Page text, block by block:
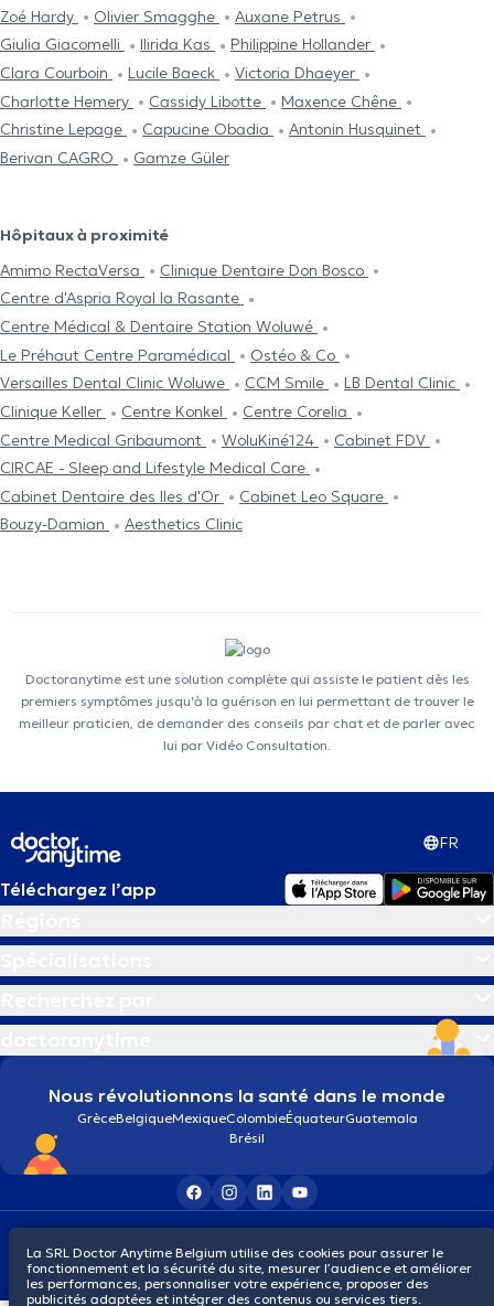
Zoé Hardy
Olivier Smagghe
Auxane Petrus
Giulia Giacomelli
Ilirida Kas
Philippine Hollander
Clara Courboin
Lucile Baeck
Victoria Dhaeyer
Charlotte Hemery
Cassidy Libotte
Maxence Chêne
Christine Lepage
Capucine Obadia
Antonin Husquinet
Berivan CAGRO
Gamze Güler
Hôpitaux à proximité
Amimo RectaVersa
Clinique Dentaire Don Bosco
Centre d'Aspria Royal la Rasante
Centre Médical & Dentaire Station Woluwé
Le Préhaut Centre Paramédical
Ostéo & Co
Versailles Dental Clinic Woluwe
CCM Smile
LB Dental Clinic
Clinique Keller
Centre Konkel
Centre Corelia
Centre Medical Gribaumont
WoluKiné124
Cabinet FDV
CIRCAE - Sleep and Lifestyle Medical Care
Cabinet Dentaire des Iles d'Or
Cabinet Leo Square
Bouzy-Damian
Aesthetics Clinic
Doctoranytime est une solution complète qui assiste le patient dès les
premiers symptômes jusqu'à la guérison en lui permettant de trouver le
meilleur praticien, de demander des conseils par chat et de parler avec
lui par Vidéo Consultation.
FR
Téléchargez l’app
Nous révolutionnons la santé dans le monde
GrèceBelgiqueMexiqueColombieÉquateurGuatemala
Brésil
© 2026 doctoranytime
La SRL Doctor Anytime Belgium utilise des cookies pour assurer le
fonctionnement et la sécurité du site, mesurer l’audience et améliorer
les performances, personnaliser votre expérience, proposer des
publicités adaptées et intégrer des contenus ou services tiers.